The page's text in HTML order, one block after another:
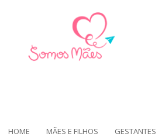
HOME MÃES E FILHOS GESTANTES